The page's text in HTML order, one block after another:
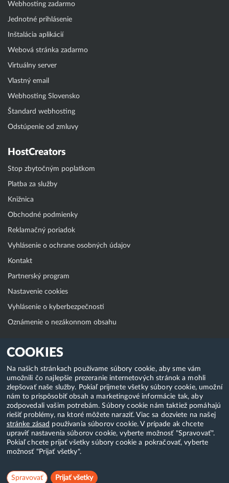
COOKIES
Na našich stránkach používame súbory cookie, aby sme vám
umožnili čo najlepšie prezeranie internetových stránok a mohli
zlepšovať naše služby. Pokiaľ prijmete všetky súbory cookie, umožní
nám to prispôsobiť obsah a marketingové informácie tak, aby
zodpovedali vašim potrebám. Súbory cookie nám taktiež pomáhajú
riešiť problémy, na ktoré môžete naraziť. Viac sa dozviete na našej
stránke zásad používania súborov cookie. V prípade ak chcete
upraviť nastavenia súborov cookie, vyberte možnosť "Spravovať".
Pokiaľ chcete prijať všetky súbory cookie a pokračovať, vyberte
možnosť "Prijať všetky".
Spravovať Prijať všetky
Webhosting zadarmo
Jednotné prihlásenie
Inštalácia aplikácií
Webová stránka zadarmo
Virtuálny server
Vlastný email
Webhosting Slovensko
Štandard webhosting
Odstúpenie od zmluvy
HostCreators
Stop zbytočným poplatkom
Platba za služby
Knižnica
Obchodné podmienky
Reklamačný poriadok
Vyhlásenie o ochrane osobných údajov
Kontakt
Partnerský program
Nastavenie cookies
Vyhlásenie o kyberbezpečnosti
Oznámenie o nezákonnom obsahu
Klientská zóna
WebAdmin
WebMail
Zmena hesla (E-mail, FTP, SSH)
Webhosting
Domény
Copyright & 2018-2026 HostCreators. Všetky práva vyhradené